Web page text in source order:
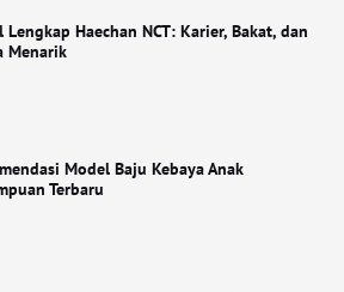
Lengkap Haechan NCT: Karier, Bakat, dan
Menarik
Model Baju Kebaya Anak
Terbaru